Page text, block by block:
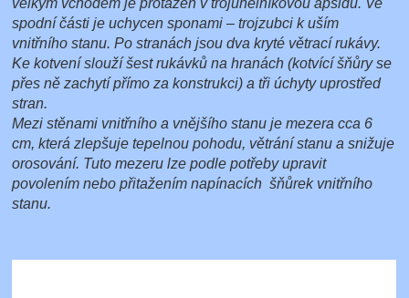
spodní části je uchycen sponami – trojzubci k uším
vnitřního stanu. Po stranách jsou dva kryté větrací rukávy.
Ke kotvení slouží šest rukávků na hranách (kotvící šňůry se
přes ně zachytí přímo za konstrukci) a tři úchyty uprostřed
stran.
Mezi stěnami vnitřního a vnějšího stanu je mezera cca 6
cm, která zlepšuje tepelnou pohodu, větrání stanu a snižuje
orosování. Tuto mezeru lze podle potřeby upravit
povolením nebo přitažením napínacích šňůrek vnitřního
stanu.